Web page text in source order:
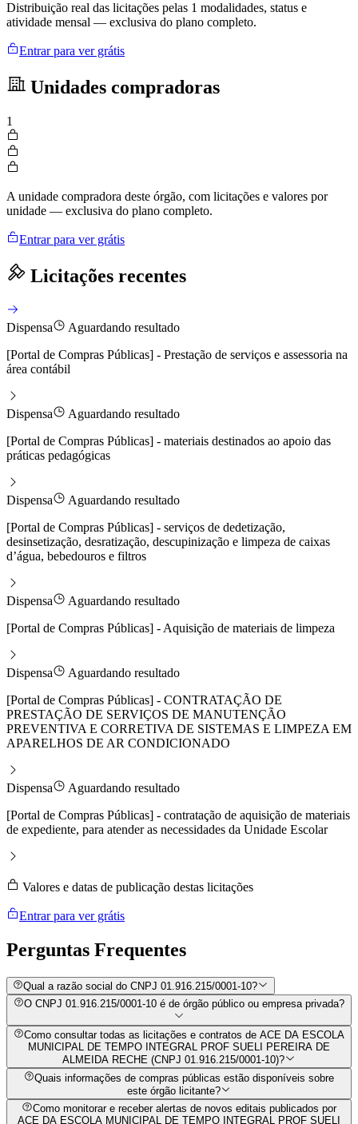
Distribuição real das licitações pelas 1 modalidades, status e
atividade mensal — exclusiva do plano completo.
Entrar para ver grátis
Unidades compradoras
1
A unidade compradora deste órgão, com licitações e valores por
unidade — exclusiva do plano completo.
Entrar para ver grátis
Licitações recentes
Dispensa
Aguardando resultado
[Portal de Compras Públicas] - Prestação de serviços e assessoria na
área contábil
Dispensa
Aguardando resultado
[Portal de Compras Públicas] - materiais destinados ao apoio das
práticas pedagógicas
Dispensa
Aguardando resultado
[Portal de Compras Públicas] - serviços de dedetização,
desinsetização, desratização, descupinização e limpeza de caixas
d’água, bebedouros e filtros
Dispensa
Aguardando resultado
[Portal de Compras Públicas] - Aquisição de materiais de limpeza
Dispensa
Aguardando resultado
[Portal de Compras Públicas] - CONTRATAÇÃO DE
PRESTAÇÃO DE SERVIÇOS DE MANUTENÇÃO
PREVENTIVA E CORRETIVA DE SISTEMAS E LIMPEZA EM
APARELHOS DE AR CONDICIONADO
Dispensa
Aguardando resultado
[Portal de Compras Públicas] - contratação de aquisição de materiais
de expediente, para atender as necessidades da Unidade Escolar
Valores e datas de publicação destas licitações
Entrar para ver grátis
Perguntas Frequentes
Qual a razão social do CNPJ 01.916.215/0001-10?
O CNPJ 01.916.215/0001-10 é de órgão público ou empresa privada?
Como consultar todas as licitações e contratos de ACE DA ESCOLA
MUNICIPAL DE TEMPO INTEGRAL PROF SUELI PEREIRA DE
ALMEIDA RECHE (CNPJ 01.916.215/0001-10)?
Quais informações de compras públicas estão disponíveis sobre
este órgão licitante?
Como monitorar e receber alertas de novos editais publicados por
ACE DA ESCOLA MUNICIPAL DE TEMPO INTEGRAL PROF SUELI